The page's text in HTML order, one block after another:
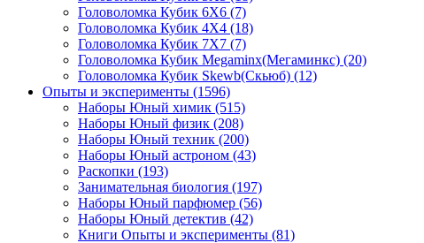
Головоломка Кубик 6Х6 (7)
Головоломка Кубик 4Х4 (18)
Головоломка Кубик 7Х7 (7)
Головоломка Кубик Megaminx(Мегаминкс) (20)
Головоломка Кубик Skewb(Скьюб) (12)
Опыты и эксперименты (1596)
Наборы Юный химик (515)
Наборы Юный физик (208)
Наборы Юный техник (200)
Наборы Юный астроном (43)
Раскопки (193)
Занимательная биология (197)
Наборы Юный парфюмер (56)
Наборы Юный детектив (42)
Книги Опыты и эксперименты (81)